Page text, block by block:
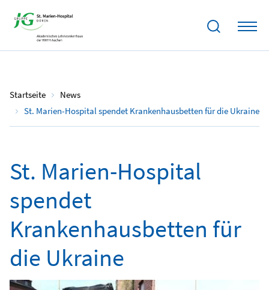
Startseite
News
St. Marien-Hospital spendet Krankenhausbetten für die Ukraine
13.04.2022
St. Marien-Hospital
spendet
Krankenhausbetten für
die Ukraine